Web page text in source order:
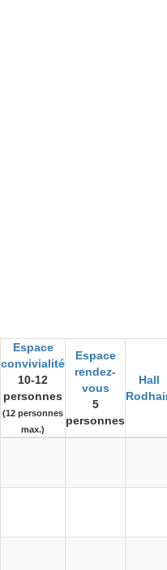
Espace
convivialité
10-12
personnes
(12 personnes
max.)
Espace
rendez-
vous
5
personnes
Hall